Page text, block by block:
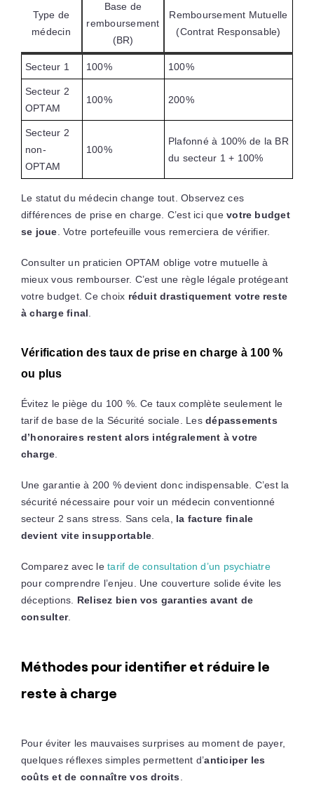
Type de
médecin
Base de
remboursement
(BR)
Remboursement Mutuelle
(Contrat Responsable)
Secteur 1 100% 100%
Secteur 2
OPTAM
100% 200%
Secteur 2
non-
OPTAM
100%
Plafonné à 100% de la BR
du secteur 1 + 100%
Le statut du médecin change tout. Observez ces
différences de prise en charge. C’est ici quevotre budget
se joue. Votre portefeuille vous remerciera de vérifier.
Consulter un praticien OPTAM oblige votre mutuelle à
mieux vous rembourser. C’est une règle légale protégeant
votre budget. Ce choix réduit drastiquement votre reste
à charge final.
Vérification des taux de prise en charge à 100 %
ou plus
Évitez le piège du 100 %. Ce taux complète seulement le
tarif de base de la Sécurité sociale. Lesdépassements
d’honoraires restent alors intégralement à votre
charge.
Une garantie à 200 % devient donc indispensable. C’est la
sécurité nécessaire pour voir un médecin conventionné
secteur 2 sans stress. Sans cela, la facture finale
devient vite insupportable.
Comparez avec letarif de consultation d’un psychiatre
pour comprendre l’enjeu. Une couverture solide évite les
déceptions. Relisez bien vos garanties avant de
consulter.
Méthodes pour identifier et réduire le
reste à charge
Pour éviter les mauvaises surprises au moment de payer,
quelques réflexes simples permettent d’anticiper les
coûts et de connaître vos droits.